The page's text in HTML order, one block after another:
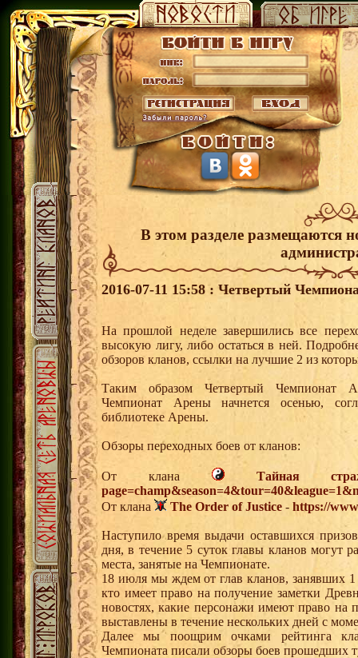
В этом разделе размещаются
2016-07-11 15:58 : Четвертый
На прошлой неделе завершились все
высокую лигу, либо остаться в ней.
обзоров кланов, ссылки на лучшие 2 из
Таким образом Четвертый Чемпионат
Чемпионат Арены начнется осенью,
библиотеке Арены.
Обзоры переходных боев от кланов:
От клана
Тайная
От клана
The Order of Justice - https://
Наступило время выдачи оставшихся
дня, в течение 5 суток главы кланов могут
места, занятые на Чемпионате.
18 июля мы ждем от глав кланов, занявших
кто имеет право на получение заметки
новостях, какие персонажи имеют право на
выставлены в течение нескольких дней с
Далее мы поощрим очками рейтинга
Чемпионата писали обзоры боев прошедших